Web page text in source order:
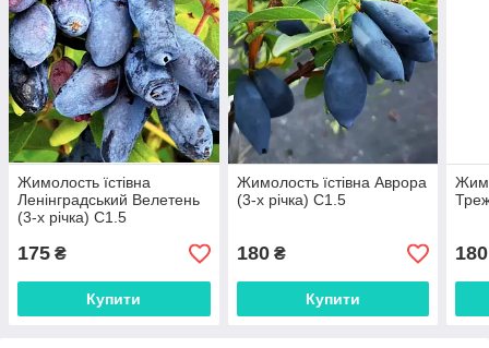
Жимолость їстівна
Ленінградський Велетень
(3-х річка) С1.5
175 ₴
Купити
Жимолость їстівна Аврора
(3-х річка) С1.5
180₴
Купити
180